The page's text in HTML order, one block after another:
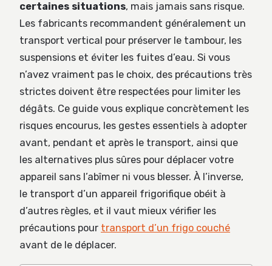
certaines situations, mais jamais sans risque.
Les fabricants recommandent généralement un
transport vertical pour préserver le tambour, les
suspensions et éviter les fuites d’eau. Si vous
n’avez vraiment pas le choix, des précautions très
strictes doivent être respectées pour limiter les
dégâts. Ce guide vous explique concrètement les
risques encourus, les gestes essentiels à adopter
avant, pendant et après le transport, ainsi que
les alternatives plus sûres pour déplacer votre
appareil sans l’abîmer ni vous blesser. À l’inverse,
le transport d’un appareil frigorifique obéit à
d’autres règles, et il vaut mieux vérifier les
précautions pour transport d’un frigo couché
avant de le déplacer.